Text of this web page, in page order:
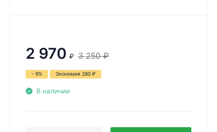
2 970 ₽ 3 250 ₽
- 9% Экономия 280 ₽
В наличии